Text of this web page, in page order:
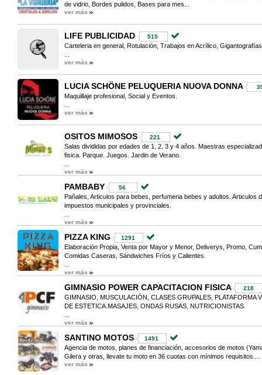
de vidrio, Bordes pulidos, Bases para mes...
ver más
LIFE PUBLICIDAD 515
Carteleria en general, Rotulación, Trabajos en Acrílico,
ver más
LUCIA SCHÖNE PELUQUERIA NUOVA DONNA
Maquillaje profesional, Social y Eventos.
ver más
OSITOS MIMOSOS 221
Salas divididas por edades de 1, 2, 3 y 4 años. Maestras
fisica. Parque. Juegos. Jardin de Verano.
ver más
PAMBABY 56
Pañales, Articulos para bebes, perfumeria bebes y adultos. Articulos
impuestos municipales y provinciales.
ver más
PIZZA KING 1291
Elaboración Propia, Venta por Mayor y Menor, Deliverys, Promo,
Comidas Caseras, Sándwiches Fríos y Calientes.
ver más
GIMNASIO POWER CAPACITACION FISICA 218
GIMNASIO, MUSCULACIÓN, CLASES GRUPALES, PLATAFORMA
DE ESTETICA.MASAJES, ONDAS RUSAS, NUTRICIONISTAS.
ver más
SANTINO MOTOS 1491
Agencia de motos, planes de financiación, accesorios de motos
Gilera y otras, llevate tu moto en 36 cuotas con mínimos requisitos....
ver más